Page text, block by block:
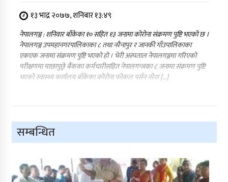
१३ भाद्र २०७७, शनिबार १३:४९
नेपालगञ्ज : शनिवार बाँकेका १० सहित १३ जनामा कोरोना संक्रमण पुष्टि भएको छ ।
नेपालगञ्ज उपमहानगरपालिकाका ८ तथा नरैनापुर र जानकी गाँउपालिकाका
एकएक जनामा संक्रमण पुष्टि भएको हो । भेरी अस्पताल नेपालगञ्जमा गरिएको
परीक्षणमा माछापुछ्रे बैंकका कर्मचारीसहित नेपालगन्जका ८ जनामा संक्रमण पुष्टि
भएको स्वास्थ्य कार्यलय बाँकेका कोरोना फोकल पर्सन नरेश […]
सम्बन्धित